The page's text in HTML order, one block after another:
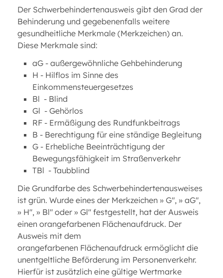
Der Schwerbehindertenausweis gibt den Grad der
Behinderung und gegebenenfalls weitere
gesundheitliche Merkmale (Merkzeichen) an.
Diese Merkmale sind:
aG - außergewöhnliche Gehbehinderung
H - Hilflos im Sinne des
Einkommensteuergesetzes
Bl - Blind
Gl - Gehörlos
RF - Ermäßigung des Rundfunkbeitrags
B - Berechtigung für eine ständige Begleitung
G - Erhebliche Beeinträchtigung der
Bewegungsfähigkeit im Straßenverkehr
TBl - Taubblind
Die Grundfarbe des Schwerbehindertenausweises
ist grün. Wurde eines der Merkzeichen » G", » aG",
» H", » Bl" oder » Gl" festgestellt, hat der Ausweis
einen orangefarbenen Flächenaufdruck. Der
Ausweis mit dem
orangefarbenen Flächenaufdruck ermöglicht die
unentgeltliche Beförderung im Personenverkehr.
Hierfür ist zusätzlich eine gültige Wertmarke